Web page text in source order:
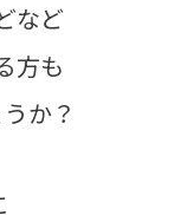
など
方も
か？